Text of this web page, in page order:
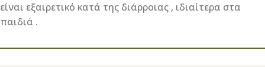
είναι εξαιρετικό κατά της διάρροιας , ιδιαίτερα στα
παιδιά .